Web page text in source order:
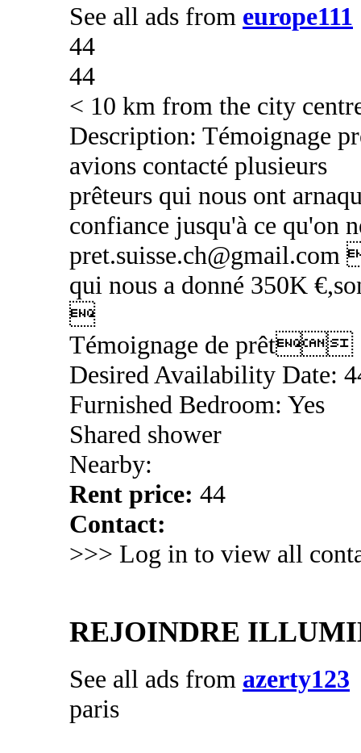
See all ads from europe111
44
44
< 10 km from the city
Description:
avions contacté plusieurs
prêteurs qui nous ont
confiance jusqu'à ce qu'on
qui nous a donné 350K

Témoignage de prêt
Desired Availability Date:
Furnished Bedroom: Yes
Shared shower
Nearby:
Rent price: 44
Contact:
>>> Log in to view all
REJOINDRE
See all ads from azerty123
paris